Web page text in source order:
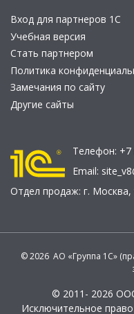
Вход для партнеров 1С
Учебная версия
Стать партнером
Политика
Замечания по сайту
Другие сайты
Телефон: +7
Email:
Отдел продаж: г. Москва,
© 2026 АО «Группа 1С»
© 2011- 2026
Исключительное